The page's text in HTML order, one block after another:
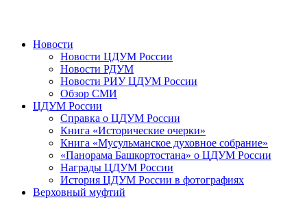
Новости
Новости ЦДУМ России
Новости РДУМ
Новости РИУ ЦДУМ России
Обзор СМИ
ЦДУМ России
Справка о ЦДУМ России
Книга «Исторические очерки»
Книга «Мусульманское духовное собрание»
«Панорама Башкортостана» о ЦДУМ России
Награды ЦДУМ России
История ЦДУМ России в фотографиях
Верховный муфтий